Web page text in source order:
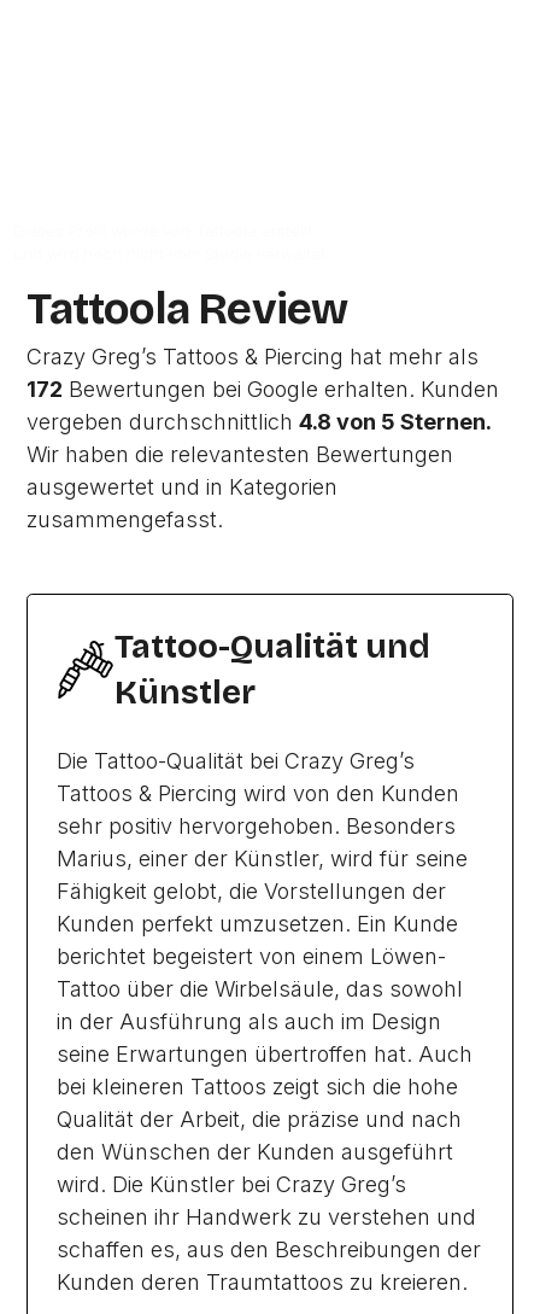
Tattoola Review
Crazy Greg’s Tattoos & Piercing hat mehr als
172 Bewertungen bei Google erhalten. Kunden
vergeben durchschnittlich4.8 von 5 Sternen.
Wir haben die relevantesten Bewertungen
ausgewertet und in Kategorien
zusammengefasst.
Tattoo-Qualität und
Künstler
Die Tattoo-Qualität bei Crazy Greg’s
Tattoos & Piercing wird von den Kunden
sehr positiv hervorgehoben. Besonders
Marius, einer der Künstler, wird für seine
Fähigkeit gelobt, die Vorstellungen der
Kunden perfekt umzusetzen. Ein Kunde
berichtet begeistert von einem Löwen-
Tattoo über die Wirbelsäule, das sowohl
in der Ausführung als auch im Design
seine Erwartungen übertroffen hat. Auch
bei kleineren Tattoos zeigt sich die hohe
Qualität der Arbeit, die präzise und nach
den Wünschen der Kunden ausgeführt
wird. Die Künstler bei Crazy Greg’s
scheinen ihr Handwerk zu verstehen und
schaffen es, aus den Beschreibungen der
Kunden deren Traumtattoos zu kreieren.